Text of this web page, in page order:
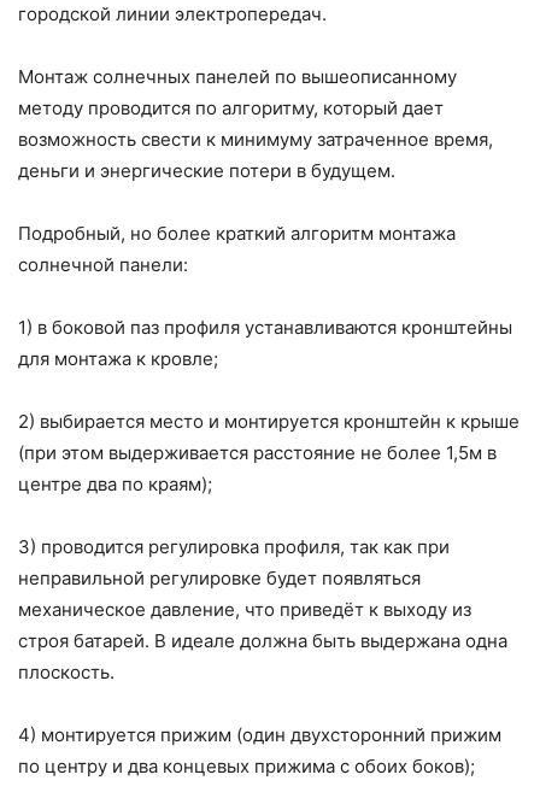
городской линии электропередач.
Монтаж солнечных панелей по вышеописанному
методу проводится по алгоритму, который дает
возможность свести к минимуму затраченное время,
деньги и энергические потери в будущем.
Подробный, но более краткий алгоритм монтажа
солнечной панели:
1) в боковой паз профиля устанавливаются кронштейны
для монтажа к кровле;
2) выбирается место и монтируется кронштейн к крыше
(при этом выдерживается расстояние не более 1,5м в
центре два по краям);
3) проводится регулировка профиля, так как при
неправильной регулировке будет появляться
механическое давление, что приведёт к выходу из
строя батарей. В идеале должна быть выдержана одна
плоскость.
4) монтируется прижим (один двухсторонний прижим
по центру и два концевых прижима с обоих боков);